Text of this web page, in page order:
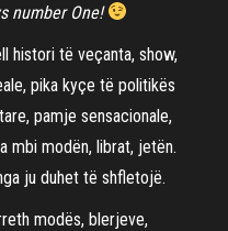
number One!
histori të veçanta, show,
pika kyçe të politikës
pamje sensacionale,
mbi modën, librat, jetën.
ju duhet të shfletojë.
modës, blerjeve,